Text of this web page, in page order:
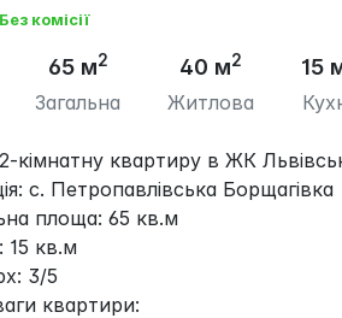
Без комісії
65 м2
Загальна
40 м2
Житлова
15
кімнатну квартиру в ЖК
с. Петропавлівська Борщагівка
площа: 65 кв.м
15 кв.м
3/5
квартири: